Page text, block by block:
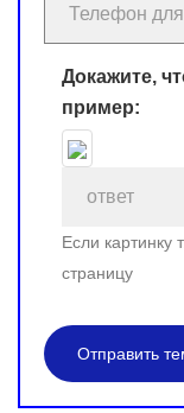
Докажите,
пример:
Если картинку
страницу
Отправить